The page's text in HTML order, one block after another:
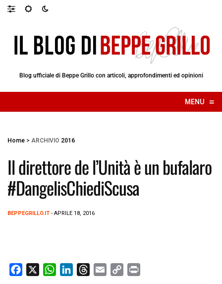
Blog ufficiale di Beppe Grillo con articoli, approfondimenti ed opinioni
MENU ≡
☰
Home > ARCHIVIO 2016
Il direttore de l’Unità è un bufalaro
#DangelisChiediScusa
BEPPEGRILLO.IT - APRILE 18, 2016
W